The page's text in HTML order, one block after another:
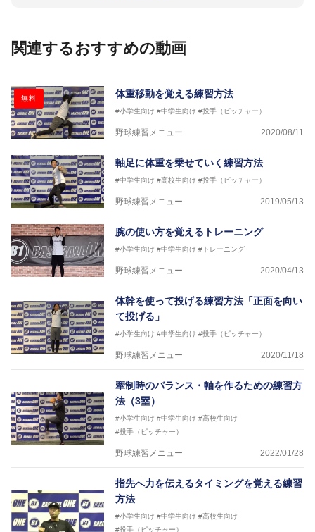
関連するおすすめの動画
無料 体重移動を覚える練習方法
#小学生向け #中学生向け #投手（ピッチャー）
野球練習メニュー 2020/08/11
軸足に体重を乗せていく練習方法
#中学生向け #高校生向け #投手（ピッチャー）
野球練習メニュー 2019/05/13
腕の使い方を覚えるトレーニング
#小学生向け #中学生向け #トレーニング
野球練習メニュー 2020/04/13
体幹を使って投げる練習方法「正面を向い
て投げる」
#小学生向け #中学生向け #投手（ピッチャー）
野球練習メニュー 2020/11/18
牽制時のバランス・軸を作るための練習方
法（3塁）
#小学生向け #中学生向け #高校生向け
#投手（ピッチャー）
野球練習メニュー 2022/01/28
指先へ力を伝えるタイミングを覚える練習
方法
#小学生向け #中学生向け #高校生向け
#投手（ピッチャー）